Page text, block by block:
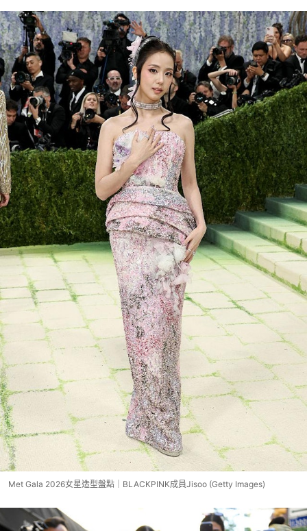
Met Gala 2026女星造型盤點｜BLACKPINK成員Jisoo (Getty Images)